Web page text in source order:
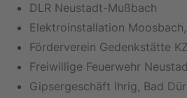
DLR Neustadt-Mußbach
Elektroinstallation
Förderverein Gedenkstätte
Freiwillige Feuerwehr
Gipsergeschäft Ihrig, Bad